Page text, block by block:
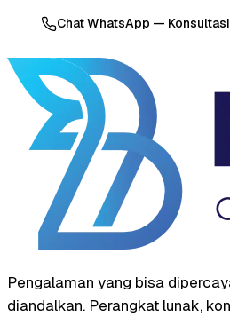
Chat WhatsApp —
Pengalaman yang bisa
diandalkan. Perangkat lunak,